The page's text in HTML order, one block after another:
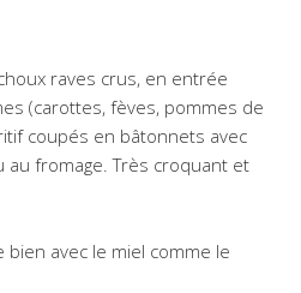
raves crus, en entrée
(carottes, fèves, pommes de
coupés en bâtonnets avec
au fromage. Très croquant et
bien avec le miel comme le